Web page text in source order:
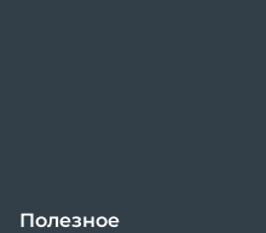
Полезное